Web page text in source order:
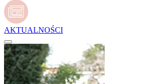
AKTUALNOŚCI